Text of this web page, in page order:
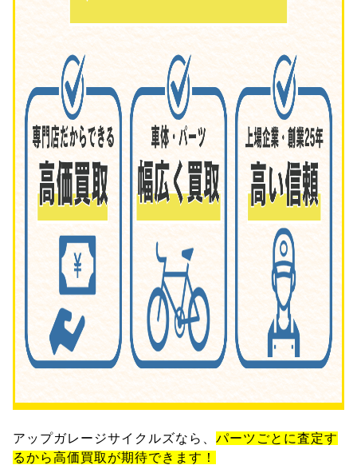
アップガレージサイクルズなら、 パーツごとに査定す
るから高価買取が期待できます！